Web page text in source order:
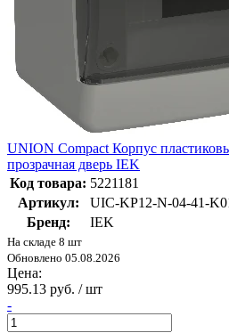
UNION Compact Корпус
прозрачная дверь IEK
Код товара: 5221181
Артикул:
UIC-KP12-N-04-41-
Бренд:
IEK
На складе 8 шт
Обновлено 05.08.2026
Цена:
995.13 руб. / шт
-